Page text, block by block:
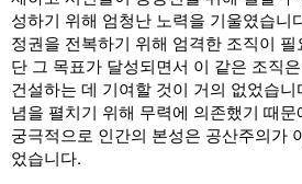
성하기 위해 엄청난 노력을 기울였습니
정권을 전복하기 위해 엄격한 조직이
단 그 목표가 달성되면서 이 같은 조직
건설하는 데 기여할 것이 거의 없었습
념을 펼치기 위해 무력에 의존했기 때
궁극적으로 인간의 본성은 공산주의가
었습니다.